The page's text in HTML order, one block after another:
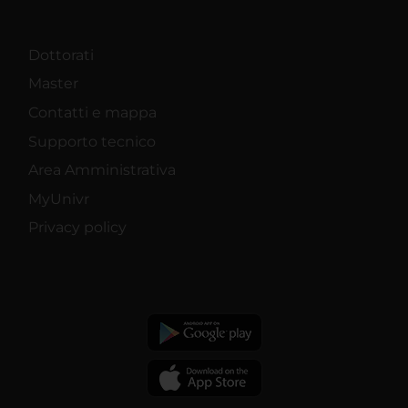
Dottorati
Master
Contatti e mappa
Supporto tecnico
Area Amministrativa
MyUnivr
Privacy policy